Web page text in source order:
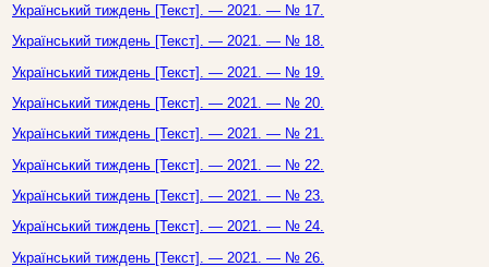
Український тиждень [Текст]. — 2021. — № 17.
Український тиждень [Текст]. — 2021. — № 18.
Український тиждень [Текст]. — 2021. — № 19.
Український тиждень [Текст]. — 2021. — № 20.
Український тиждень [Текст]. — 2021. — № 21.
Український тиждень [Текст]. — 2021. — № 22.
Український тиждень [Текст]. — 2021. — № 23.
Український тиждень [Текст]. — 2021. — № 24.
Український тиждень [Текст]. — 2021. — № 26.